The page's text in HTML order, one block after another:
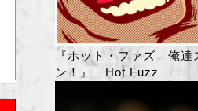
『ホット・ファズ 俺達
ン！』 Hot Fuzz